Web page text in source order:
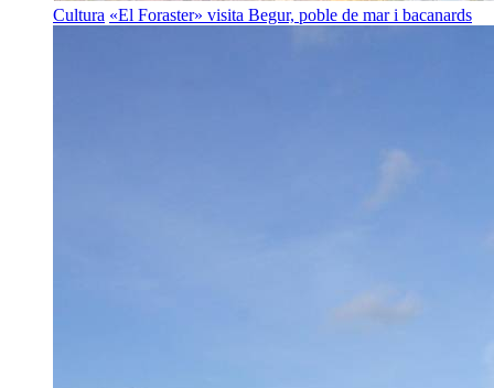
Cultura «El Foraster» visita Begur, poble de mar i bacanards